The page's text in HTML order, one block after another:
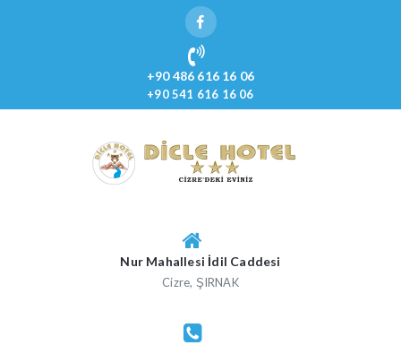
+90 486 616 16 06
+90 541 616 16 06
Nur Mahallesi İdil Caddesi
Cizre, ŞIRNAK